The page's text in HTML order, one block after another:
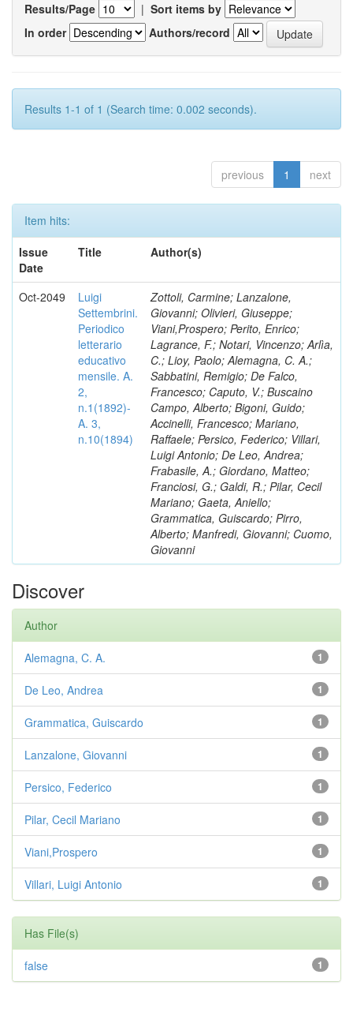
Results/Page | Sort items by
In order
Authors/record
Results 1-1 of 1 (Search time: 0.002 seconds).
previous 1 next
Item hits:
Issue
Date
Title Author(s)
Oct-2049
Luigi
Settembrini.
Periodico
letterario
educativo
mensile. A.
2,
n.1(1892)-
A. 3,
n.10(1894)
Zottoli, Carmine; Lanzalone,
Giovanni; Olivieri, Giuseppe;
Viani,Prospero; Perito, Enrico;
Lagrance, F.; Notari, Vincenzo; Arlìa,
C.; Lioy, Paolo; Alemagna, C. A.;
Sabbatini, Remigio; De Falco,
Francesco; Caputo, V.; Buscaino
Campo, Alberto; Bigoni, Guido;
Accinelli, Francesco; Mariano,
Raffaele; Persico, Federico; Villari,
Luigi Antonio; De Leo, Andrea;
Frabasile, A.; Giordano, Matteo;
Franciosi, G.; Galdi, R.; Pilar, Cecil
Mariano; Gaeta, Aniello;
Grammatica, Guiscardo; Pirro,
Alberto; Manfredi, Giovanni; Cuomo,
Giovanni
Discover
Author
1
Alemagna, C. A.
1
De Leo, Andrea
1
Grammatica, Guiscardo
1
Lanzalone, Giovanni
1
Persico, Federico
1
Pilar, Cecil Mariano
1
Viani,Prospero
1
Villari, Luigi Antonio
Has File(s)
1
false